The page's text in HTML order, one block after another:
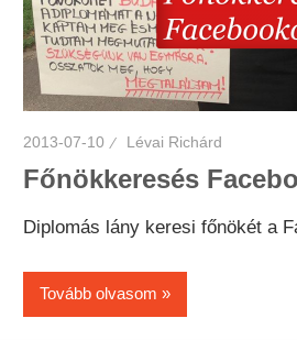
2013-07-10 Lévai Richárd
Főnökkeresés
Diplomás lány keresi főnökét a
Tovább olvasom